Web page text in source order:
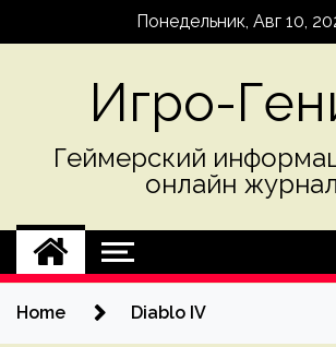
Понедельник, Авг 10,
Игро-
Геймерский
онлайн
Home Diablo IV